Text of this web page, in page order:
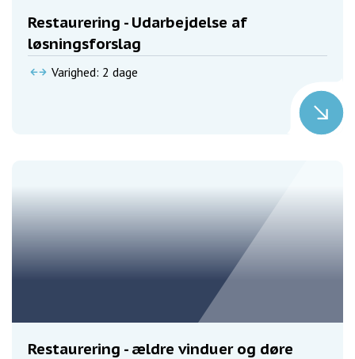
Restaurering - Udarbejdelse af
løsningsforslag
Varighed: 2 dage
Restaurering - ældre vinduer og døre